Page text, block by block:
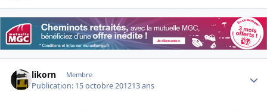
likorn Membre
Publication: 15 octobre 201213 ans